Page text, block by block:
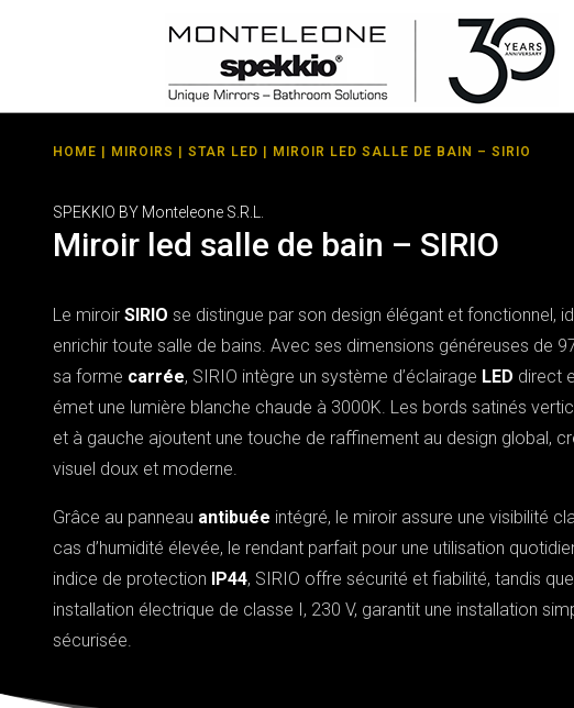
HOME MIROIRS STAR LED | MIROIR LED SALLE DE BAIN – SIRIO
SPEKKIO BY Monteleone S.R.L.
Miroir led salle de bain – SIRIO
Le miroir SIRIO se distingue par son design élégant et fonctionnel,
enrichir toute salle de bains. Avec ses dimensions généreuses de
sa forme carrée, SIRIO intègre un système d’éclairage LED direct
émet une lumière blanche chaude à 3000K. Les bords satinés
et à gauche ajoutent une touche de raffinement au design global,
visuel doux et moderne.
Grâce au panneau antibuée intégré, le miroir assure une visibilité
cas d’humidité élevée, le rendant parfait pour une utilisation
indice de protection IP44, SIRIO offre sécurité et fiabilité, tandis
installation électrique de classe I, 230 V, garantit une installation
sécurisée.